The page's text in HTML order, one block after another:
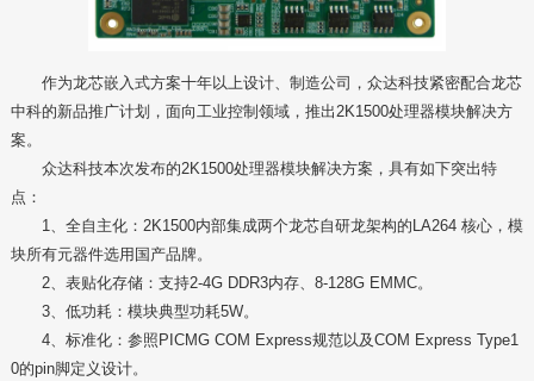
作为龙芯嵌入式方案十年以上设计、制造公司，众达科技紧密配合龙芯
中科的新品推广计划，面向工业控制领域，推出2K1500处理器模块解决方
案。
众达科技本次发布的2K1500处理器模块解决方案，具有如下突出特
点：
1、全自主化：2K1500内部集成两个龙芯自研龙架构的LA264 核心，模
块所有元器件选用国产品牌。
2、表贴化存储：支持2-4G DDR3内存、8-128G EMMC。
3、低功耗：模块典型功耗5W。
4、标准化：参照PICMG COM Express规范以及COM Express Type1
0的pin脚定义设计。